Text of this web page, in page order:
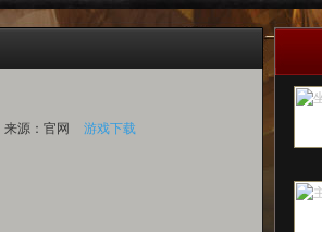
来源：官网 游戏下载